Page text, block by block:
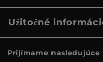
Užitočné
Prijímame